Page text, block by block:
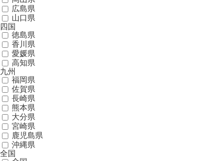
広島県
山口県
四国
徳島県
香川県
愛媛県
高知県
九州
福岡県
佐賀県
長崎県
熊本県
大分県
宮崎県
鹿児島県
沖縄県
全国